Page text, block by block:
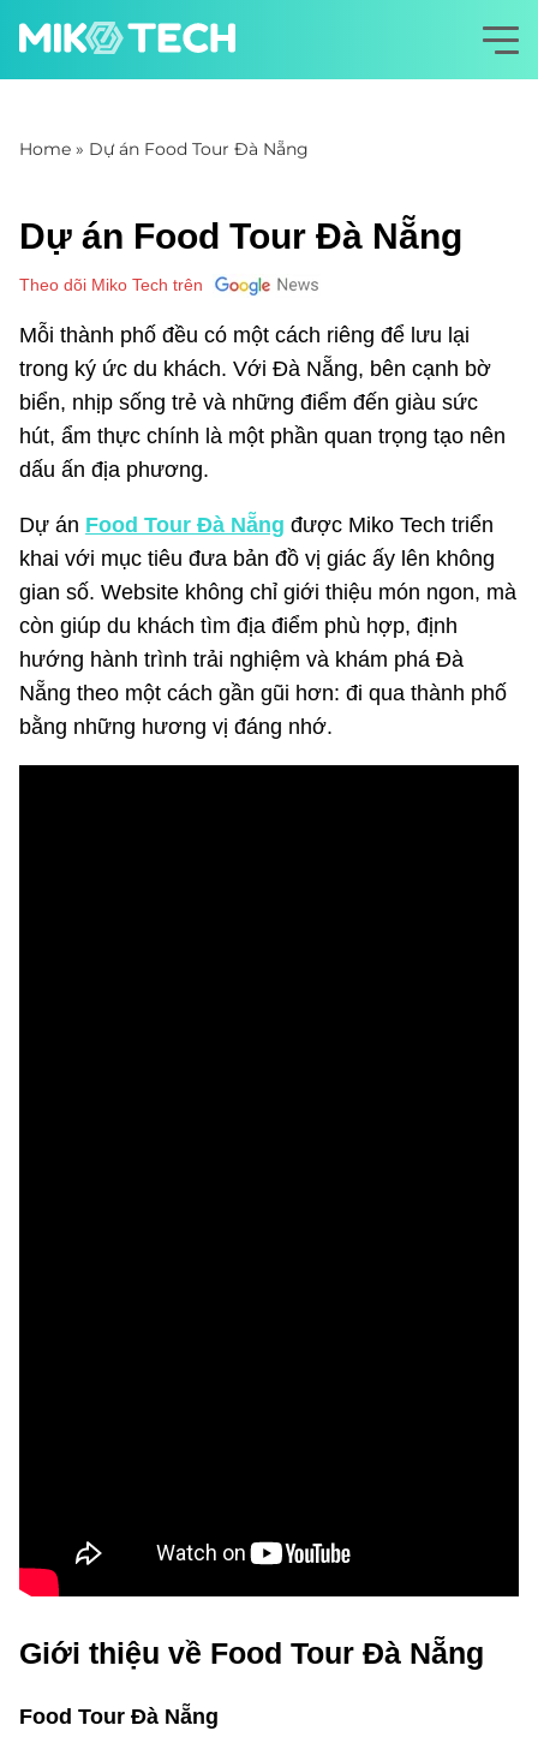
Home » Dự án Food Tour Đà Nẵng
Dự án Food Tour Đà Nẵng
Theo dõi Miko Tech trên
Mỗi thành phố đều có một cách riêng để lưu lại
trong ký ức du khách. Với Đà Nẵng, bên cạnh bờ
biển, nhịp sống trẻ và những điểm đến giàu sức
hút, ẩm thực chính là một phần quan trọng tạo nên
dấu ấn địa phương.
Dự án Food Tour Đà Nẵng được Miko Tech triển
khai với mục tiêu đưa bản đồ vị giác ấy lên không
gian số. Website không chỉ giới thiệu món ngon, mà
còn giúp du khách tìm địa điểm phù hợp, định
hướng hành trình trải nghiệm và khám phá Đà
Nẵng theo một cách gần gũi hơn: đi qua thành phố
bằng những hương vị đáng nhớ.
Giới thiệu về Food Tour Đà Nẵng
Food Tour Đà Nẵng